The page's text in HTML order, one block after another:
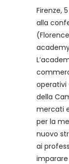
Firenze,
alla
operativi
della
mercati
per la
nuovo
ai